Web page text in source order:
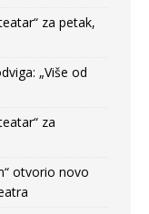
za petak,
„Više od
za
otvorio novo